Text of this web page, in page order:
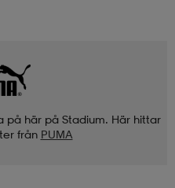
på här på Stadium. Här hittar
från PUMA